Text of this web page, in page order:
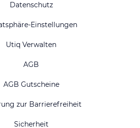
Datenschutz
Einstellungen
Utiq Verwalten
AGB
AGB Gutscheine
zur Barrierefreiheit
Sicherheit